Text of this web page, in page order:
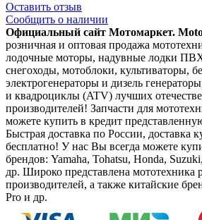
Оставить отзыв
Сообщить о наличии
Официальный сайт Мотомаркет.
розничная и оптовая продажа
лодочные моторы, надувные лодки
снегоходы, мотоблоки, культиваторы,
электрогенераторы и дизель
и квадроциклы (ATV) лучших
производителей! Запчасти для
можете купить в кредит
Быстрая доставка по России, доставка
бесплатно! У нас Вы всегда можете
брендов: Yamaha, Tohatsu, Honda,
др. Широко представлена мототехника
производителей, а также китайские
Pro и др.